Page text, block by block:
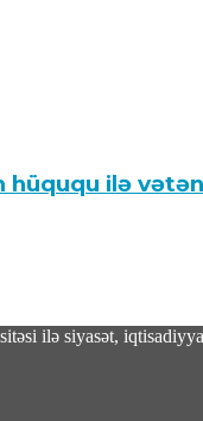
ilə
süni
ilə siyasət,